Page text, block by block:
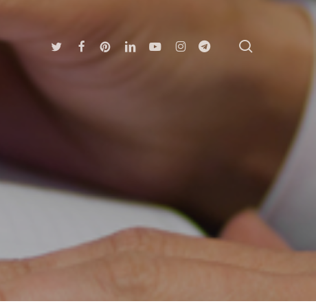
TwitterFacebookPinterestLinkedinYoutubeInstagramTelegram